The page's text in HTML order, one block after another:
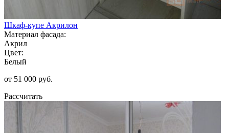
Шкаф-купе Акрилон
Материал фасада:
Акрил
Цвет:
Белый
от 51 000 руб.
Рассчитать